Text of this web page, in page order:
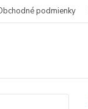
podmienky